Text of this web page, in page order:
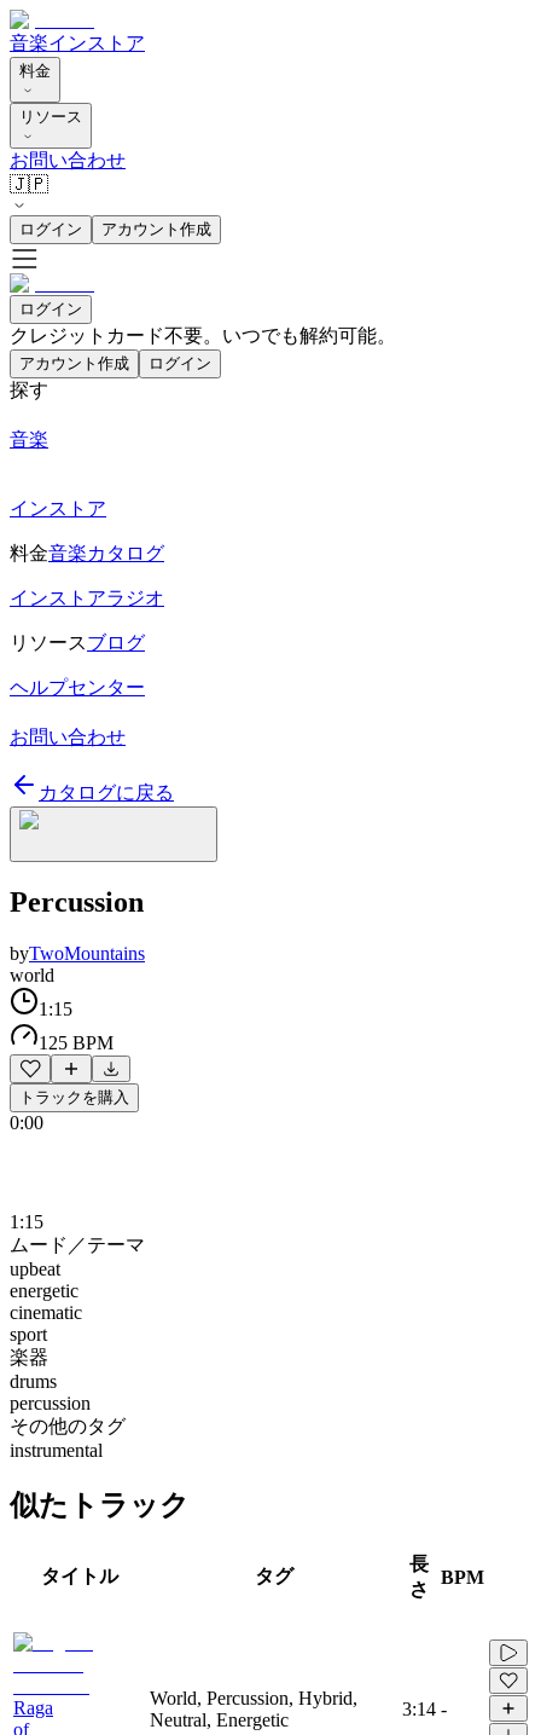
音楽インストア
料金
リソース
お問い合わせ
🇯🇵
ログイン アカウント作成
ログイン
クレジットカード不要。いつでも解約可能。
アカウント作成 ログイン
探す
音楽
インストア
料金音楽カタログ
インストアラジオ
リソースブログ
ヘルプセンター
お問い合わせ
カタログに戻る
Percussion
byTwoMountains
world
1:15
125 BPM
トラックを購入
0:00
1:15
ムード／テーマ
upbeat
energetic
cinematic
sport
楽器
drums
percussion
その他のタグ
instrumental
似たトラック
タイトル タグ
長
さ
BPM
Raga
of
World, Percussion, Hybrid,
Neutral, Energetic
3:14 -